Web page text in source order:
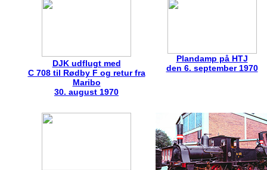
DJK udflugt med
C 708 til Rødby F og retur fra
Maribo
30. august 1970
Plandamp på HTJ
den 6. september 1970